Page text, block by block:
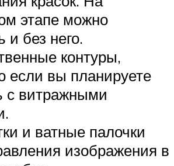
этапе можно
и без него.
контуры,
если вы планируете
с витражными
и ватные палочки
изображения в